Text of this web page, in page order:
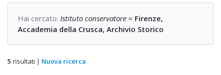
Hai cercato: Istituto conservatore = Firenze,
Accademia della Crusca, Archivio Storico
5 risultati | Nuova ricerca